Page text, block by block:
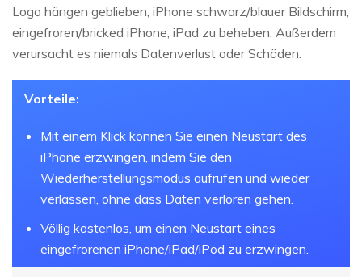
Logo hängen geblieben, iPhone schwarz/blauer Bildschirm,
eingefroren/bricked iPhone, iPad zu beheben. Außerdem
verursacht es niemals Datenverlust oder Schäden.
Vorteile:
Mit einem Klick können Sie einen Neustart des
iPhone erzwingen, indem Sie den
Wiederherstellungsmodus aufrufen und wieder
verlassen, ohne dass Daten verloren gehen.
Völlig kostenlos, um einen Neustart eines
eingefrorenen iPhone/iPad/iPod zu erzwingen.